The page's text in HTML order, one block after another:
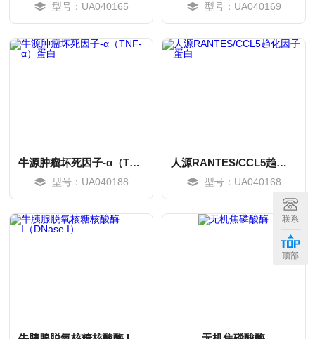
型号：UA040165 型号：UA040169
牛源肿瘤坏死因子-α（TNF-α）蛋白
型号：UA040188
人源RANTES/CCL5趋化因子蛋白
型号：UA040168
联系
顶部